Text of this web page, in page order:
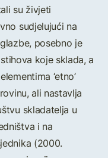
su živjeti
sudjelujući na
posebno je
koje sklada, a
‘etno’
ali nastavlja
skladatelja u
i na
(2000.